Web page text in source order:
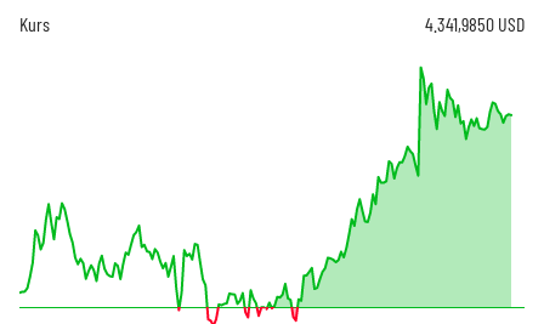
Kurs 4.341,9850 USD